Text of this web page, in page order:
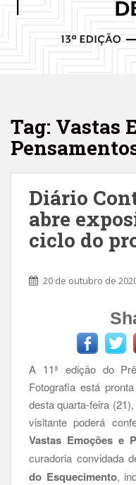
Tag: Vastas
Diário
abre
ciclo do
20 de outubro de
A 11ª edição do
Fotografia está
desta quarta-feira
visitante poderá
Vastas Emoções e
curadoria convidada
do Esquecimento,